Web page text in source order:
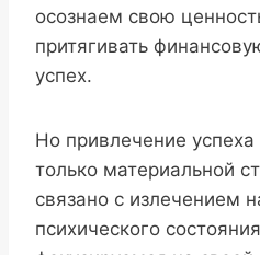
осознаем свою
притягивать
успех.
Но привлечение успеха
только материальной
связано с излечением
психического